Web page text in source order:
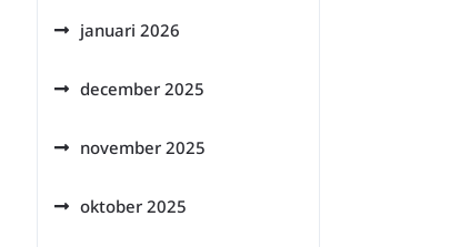
januari 2026
december 2025
november 2025
oktober 2025